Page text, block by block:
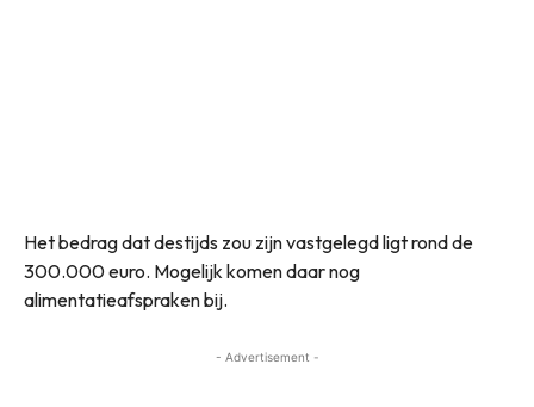
Het bedrag dat destijds zou zijn vastgelegd ligt rond de
300.000 euro. Mogelijk komen daar nog
alimentatieafspraken bij.
- Advertisement -